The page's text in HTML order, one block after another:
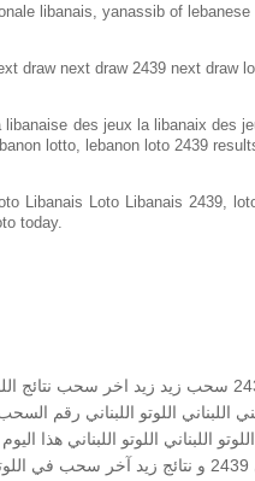
libanais, yanassib of
draw next draw 2439 next draw
libanaise des jeux la libanaix des
lotto, lebanon loto 2439
Libanais Loto Libanais 2439,
today.
سحب زيد زيد اخر سحب نتائج
اللبناني اللوتو اللبناني رقم
اللبناني اللوتو اللبناني هذا اليوم
آخر سحب في اللوتو